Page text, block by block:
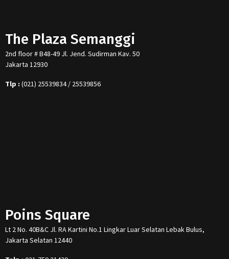
The Plaza Semanggi
2nd floor # B48-49 Jl. Jend. Sudirman Kav. 50
Jakarta 12930
Tlp : (021) 25539834 / 25539856
Poins Square
Lt 2 No. 40B&C Jl. RA Kartini No.1 Lingkar Luar Selatan Lebak Bulus,
Jakarta Selatan 12440